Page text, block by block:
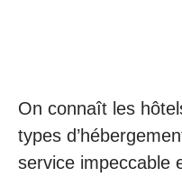
On connaît les
types
service impeccable